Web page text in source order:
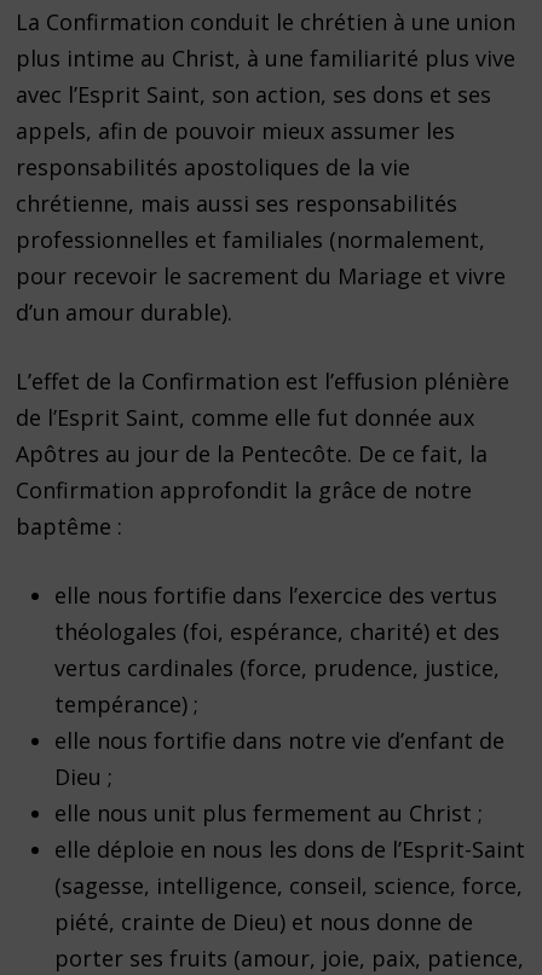
La Confirmation conduit le chrétien à une union
plus intime au Christ, à une familiarité plus vive
avec l’Esprit Saint, son action, ses dons et ses
appels, afin de pouvoir mieux assumer les
responsabilités apostoliques de la vie
chrétienne, mais aussi ses responsabilités
professionnelles et familiales (normalement,
pour recevoir le sacrement du Mariage et vivre
d’un amour durable).
L’effet de la Confirmation est l’effusion plénière
de l’Esprit Saint, comme elle fut donnée aux
Apôtres au jour de la Pentecôte. De ce fait, la
Confirmation approfondit la grâce de notre
baptême :
elle nous fortifie dans l’exercice des vertus
théologales (foi, espérance, charité) et des
vertus cardinales (force, prudence, justice,
tempérance) ;
elle nous fortifie dans notre vie d’enfant de
Dieu ;
elle nous unit plus fermement au Christ ;
elle déploie en nous les dons de l’Esprit-Saint
(sagesse, intelligence, conseil, science, force,
piété, crainte de Dieu) et nous donne de
porter ses fruits (amour, joie, paix, patience,